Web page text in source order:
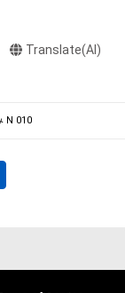
ズ
Translate(AI)
N 010